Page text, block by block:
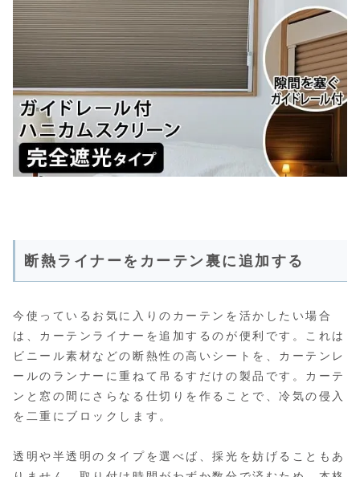
断熱ライナーをカーテン裏に追加する
今使っているお気に入りのカーテンを活かしたい場合
は、カーテンライナーを追加するのが便利です。これは
ビニール素材などの断熱性の高いシートを、カーテンレ
ールのランナーに重ねて吊るすだけの製品です。カーテ
ンと窓の間にさらなる仕切りを作ることで、冷気の侵入
を二重にブロックします。
透明や半透明のタイプを選べば、採光を妨げることもあ